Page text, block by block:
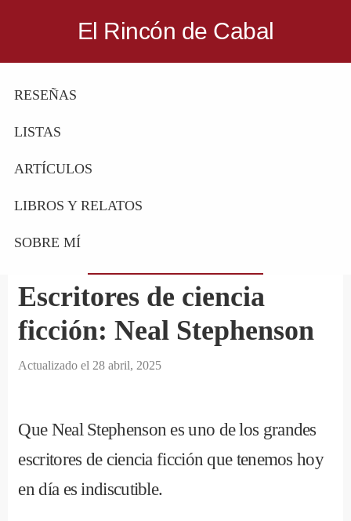
principal
El Rincón de Cabal
reúnen
hablar
ciencia
ficción
RESEÑAS
LISTAS
ARTÍCULOS
LIBROS Y RELATOS
SOBRE MÍ
Escritores de ciencia
ficción: Neal Stephenson
Actualizado el 28 abril, 2025
Que Neal Stephenson es uno de los grandes
escritores de ciencia ficción que tenemos hoy
en día es indiscutible.